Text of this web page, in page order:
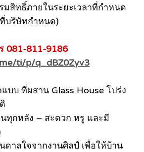
มสิทธิ์ภายในระยะเวลาที่กำหนด
บริษัทกำหนด)
081-811-9186
ti/p/q_dBZ0Zyv3
บบ ที่ผสาน Glass House โปร่ง
ทุกหลัง – สะดวก หรู และมี
ดาลใจจากงานศิลป์ เพื่อให้บ้าน